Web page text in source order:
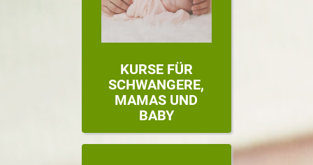
KURSE FÜR
SCHWANGERE,
MAMAS UND
BABY